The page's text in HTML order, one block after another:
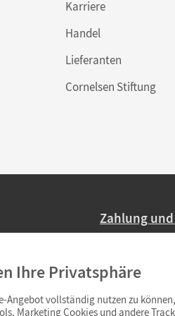
Karriere
Handel
Lieferanten
Cornelsen Stiftung
Zahlung
Ab 59,–
(Lieferung in
Ihre Privatsphäre
Angebot vollständig nutzen zu
Marketing Cookies und andere